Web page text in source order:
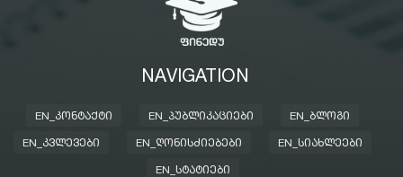
NAVIGATION
EN_ᲙᲝᲜᲢᲐᲥᲢᲘ EN_ᲞᲣᲑᲚᲘᲙᲐᲪᲘᲔᲑᲘ EN_ᲑᲚᲝᲒᲘ
EN_ᲙᲕᲚᲔᲕᲔᲑᲘ EN_ᲦᲝᲜᲘᲡᲫᲘᲔᲑᲔᲑᲘ EN_ᲡᲘᲐᲮᲚᲔᲔᲑᲘ
EN_ᲡᲢᲐᲢᲘᲔᲑᲘ